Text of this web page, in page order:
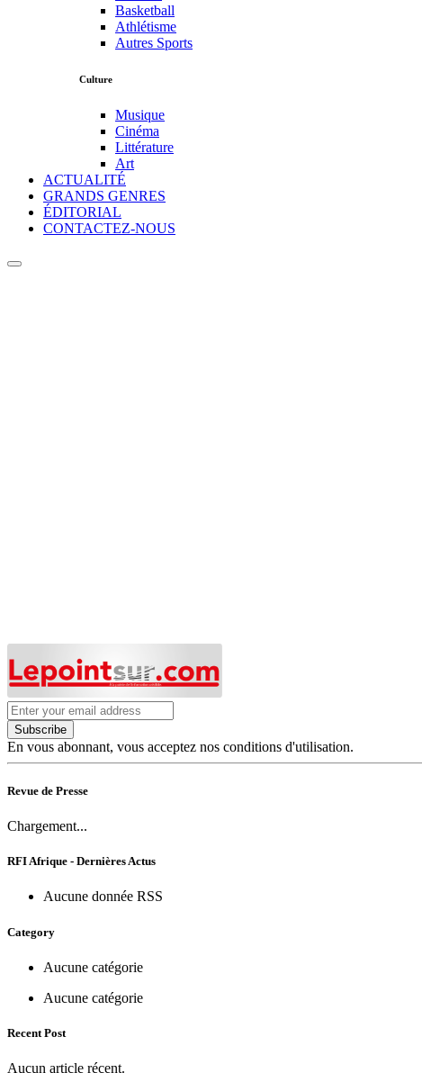
Basketball
Athlétisme
Autres Sports
Culture
Musique
Cinéma
Littérature
Art
ACTUALITÉ
GRANDS GENRES
ÉDITORIAL
CONTACTEZ-NOUS
Subscribe
En vous abonnant, vous acceptez nos conditions d'utilisation.
Revue de Presse
Chargement...
RFI Afrique - Dernières Actus
Aucune donnée RSS
Category
Aucune catégorie
Aucune catégorie
Recent Post
Aucun article récent.